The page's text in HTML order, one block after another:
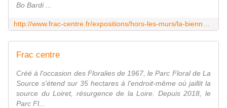
Bo Bardi ...
Frac centre
Créé à l'occasion des Floralies de 1967, le Parc Floral de La
Source s'étend sur 35 hectares à l'endroit-même où jaillit la
source du Loiret, résurgence de la Loire. Depuis 2018, le
Parc Fl...